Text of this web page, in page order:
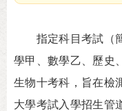
指定科目考試（簡
學甲、數學乙、歷史
生物十考科，旨在檢
大學考試入學招生管